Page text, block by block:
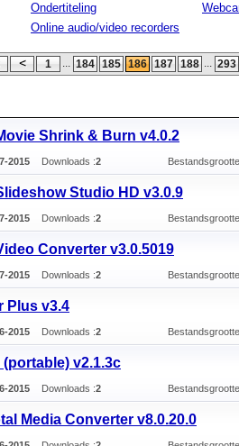
Ondertiteling
Online audio/video recorders
1 ... 184 185 186 187 188 ... 293
Shrink & Burn v4.0.2
2015 Downloads :2
Studio HD v3.0.9
2015 Downloads :2
Converter v3.0.5019
2015 Downloads :2
Plus v3.4
2015 Downloads :2
(portable) v2.1.3c
2015 Downloads :2
Media Converter v8.0.20.0